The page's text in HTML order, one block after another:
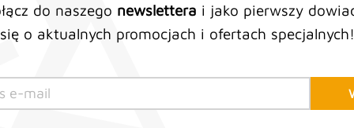
do naszego newslettera i jako pierwszy
się o aktualnych promocjach i ofertach specjalnych!